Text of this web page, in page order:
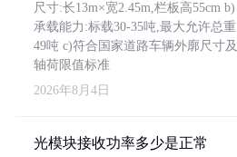
尺寸:长13m×宽2.45m,栏板高55cm b)
承载能力:标载30-35吨,最大允许总重
49吨 c)符合国家道路车辆外廓尺寸及
轴荷限值标准
2026年8月4日
光模块接收功率多少是正常